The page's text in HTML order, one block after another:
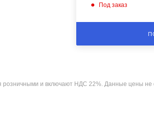
Под заказ
розничными и включают НДС 22%. Данные цены не